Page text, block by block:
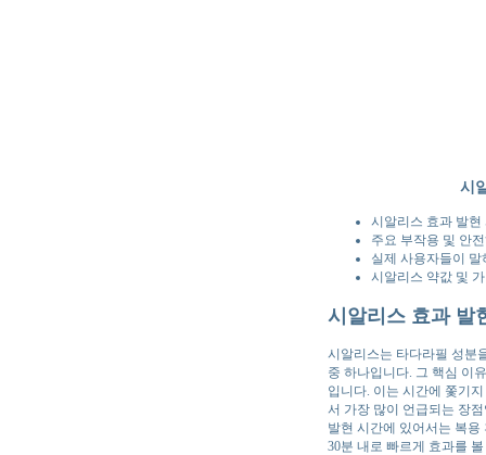
시
시알리스 효과 발현
주요 부작용 및 안
실제 사용자들이
시알리스 약값 및
시알리스 효과 발
시알리스는 타다라필 성분
중 하나입니다. 그 핵심 이
입니다. 이는 시간에 쫓기
서 가장 많이 언급되는 장
발현 시간에 있어서는 복
30분 내로 빠르게 효과를